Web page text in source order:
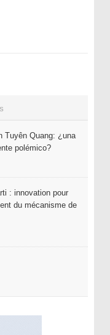
Tuyên Quang: ¿una
polémico?
: innovation pour
du mécanisme de